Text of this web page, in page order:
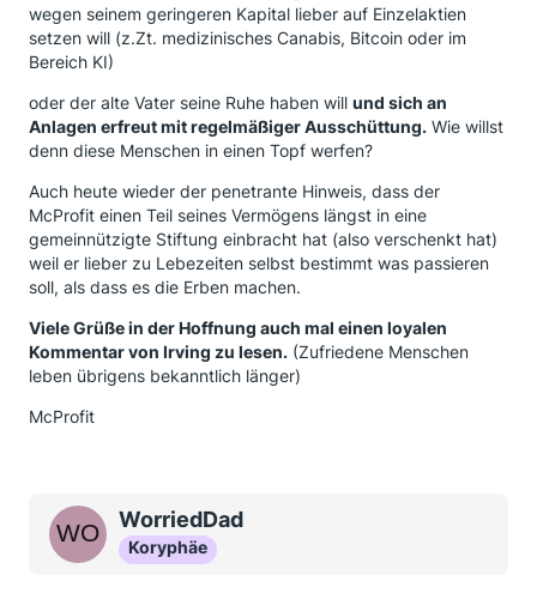
wegen seinem geringeren Kapital lieber auf Einzelaktien
setzen will (z.Zt. medizinisches Canabis, Bitcoin oder im
Bereich KI)
oder der alte Vater seine Ruhe haben will und sich an
Anlagen erfreut mit regelmäßiger Ausschüttung. Wie willst
denn diese Menschen in einen Topf werfen?
Auch heute wieder der penetrante Hinweis, dass der
McProfit einen Teil seines Vermögens längst in eine
gemeinnützigte Stiftung einbracht hat (also verschenkt hat)
weil er lieber zu Lebezeiten selbst bestimmt was passieren
soll, als dass es die Erben machen.
Viele Grüße in der Hoffnung auch mal einen loyalen
Kommentar von Irving zu lesen. (Zufriedene Menschen
leben übrigens bekanntlich länger)
McProfit
WorriedDad
Koryphäe